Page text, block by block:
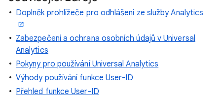
Doplněk prohlížeče pro odhlášení ze služby Analytics
Zabezpečení a ochrana osobních údajů v Universal
Analytics
Pokyny pro používání Universal Analytics
Výhody používání funkce User-ID
Přehled funkce User-ID